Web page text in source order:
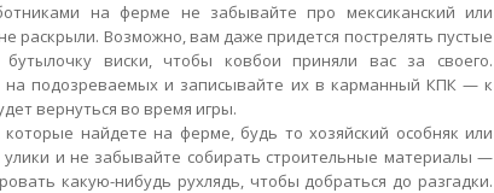
на ферме не забывайте про мексиканский или
раскрыли. Возможно, вам даже придется пострелять пустые
виски, чтобы ковбои приняли вас за своего.
на подозреваемых и записывайте их в карманный КПК — к
вернуться во время игры.
которые найдете на ферме, будь то хозяйский особняк или
и не забывайте собирать строительные материалы —
какую-нибудь рухлядь, чтобы добраться до разгадки.